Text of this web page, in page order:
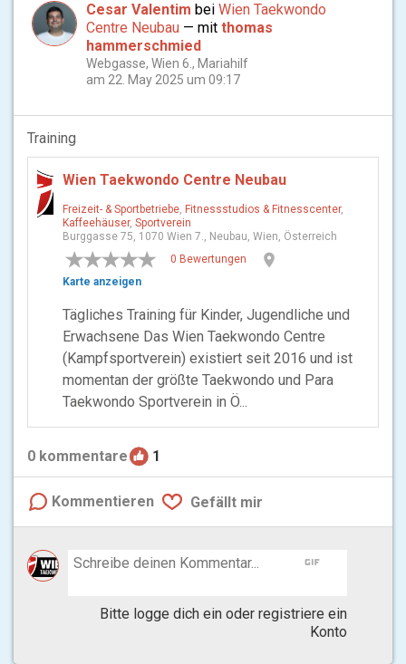
Cesar Valentim bei Wien Taekwondo
Centre Neubau — mit thomas
hammerschmied
Webgasse, Wien 6., Mariahilf
am 22. May 2025 um 09:17
Training
Wien Taekwondo Centre Neubau
Freizeit- & Sportbetriebe, Fitnessstudios & Fitnesscenter,
Kaffeehäuser,Sportverein
Burggasse 75, 1070 Wien 7., Neubau, Wien, Österreich
0 Bewertungen
location_on
Karte anzeigen
Tägliches Training für Kinder, Jugendliche und
Erwachsene Das Wien Taekwondo Centre
(Kampfsportverein) existiert seit 2016 und ist
momentan der größte Taekwondo und Para
Taekwondo Sportverein in Ö...
0 kommentare 1
Kommentieren Gefällt mir
gif
Bitte logge dich ein oder registriere ein
Konto